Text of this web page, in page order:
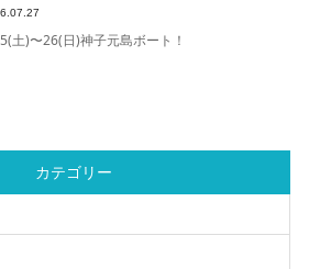
土)〜26(日)神子元島ボート！
カテゴリー